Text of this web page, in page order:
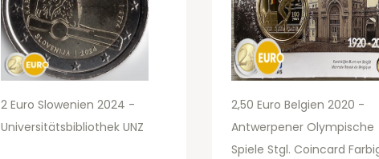
2 Euro Slowenien 2024 -
Universitätsbibliothek UNZ
2,50 Euro Belgien 2020 -
Antwerpener Olympische
Spiele Stgl. Coincard